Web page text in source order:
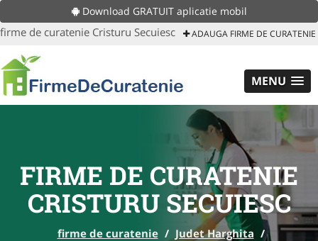
Download GRATUIT aplicatie mobil
firme de curatenie Cristuru Secuiesc ADAUGA FIRME DE CURATENIE
MENU
FIRME DE CURATENIE
CRISTURU SECUIESC
firme de curatenie / Judet Harghita /